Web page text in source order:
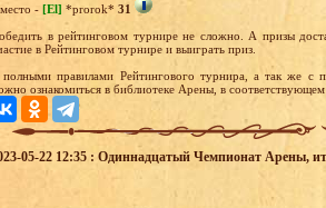
- [El] *prorok* 31
в рейтинговом турнире не сложно. А призы
в Рейтинговом турнире и выиграть приз.
правилами Рейтингового турнира, а так же с
ознакомиться в библиотеке Арены, в соответствующем
05-22 12:35 : Одиннадцатый Чемпионат Арены,